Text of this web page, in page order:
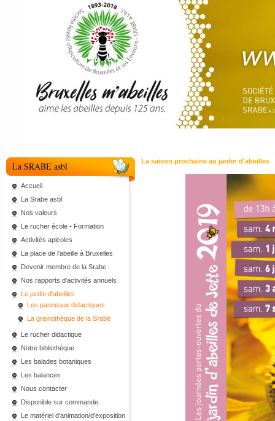
La SRABE asbl
Accueil
La Srabe asbl
Nos valeurs
Le rucher école - Formation
Activités apicoles
La place de l'abeille à Bruxelles
Devenir membre de la Srabe
Nos rapports d'activités annuels
Le jardin d'abeilles
Les panneaux didactiques
La grainothèque de la Srabe
Le rucher didactique
Notre bibliothèque
Les balades botaniques
Les balances
Nous contacter
Disponible sur commande
Le matériel d'animation/d'exposition
La saison prochaine au jardin d'abeilles